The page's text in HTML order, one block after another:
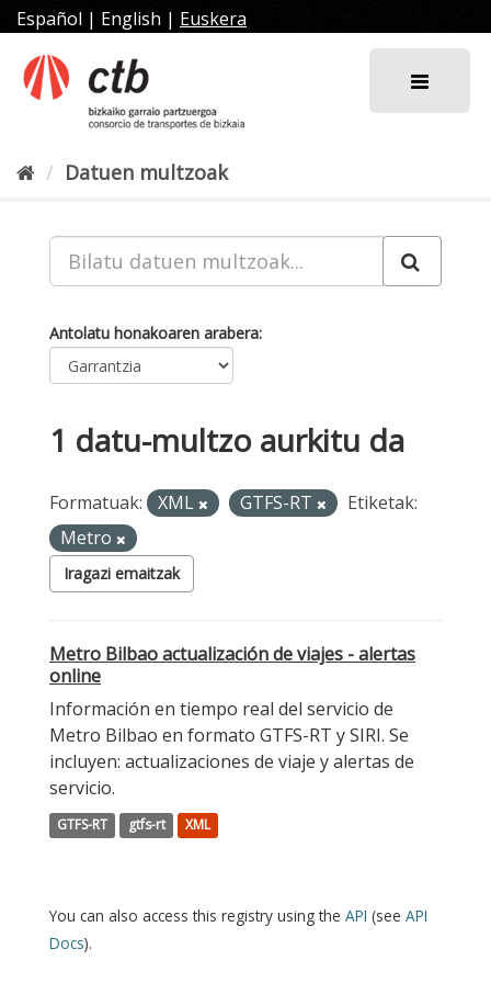
Joan
edukira
Español | English | Euskera
Datuen multzoak
Antolatu honakoaren arabera
1 datu-multzo aurkitu da
Formatuak: XML GTFS-RT
Etiketak:
Metro
Iragazi emaitzak
Metro Bilbao actualización de viajes - alertas
online
Información en tiempo real del servicio de
Metro Bilbao en formato GTFS-RT y SIRI. Se
incluyen: actualizaciones de viaje y alertas de
servicio.
GTFS-RT gtfs-rt XML
You can also access this registry using the API (see API
Docs).